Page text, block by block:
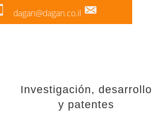
dagan@dagan.co.il
Investigación, desarrollo
y patentes